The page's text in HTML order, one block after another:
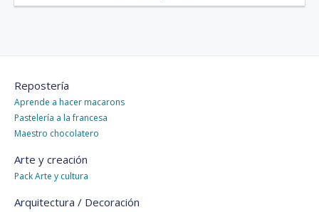
Repostería
Aprende a hacer macarons
Pastelería a la francesa
Maestro chocolatero
Arte y creación
Pack Arte y cultura
Arquitectura / Decoración